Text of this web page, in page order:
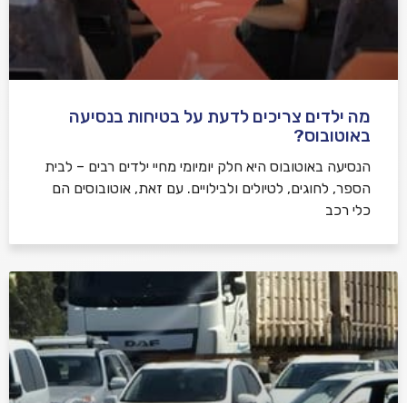
מה ילדים צריכים לדעת על בטיחות בנסיעה
באוטובוס?
הנסיעה באוטובוס היא חלק יומיומי מחיי ילדים רבים – לבית
הספר, לחוגים, לטיולים ולבילויים. עם זאת, אוטובוסים הם
כלי רכב